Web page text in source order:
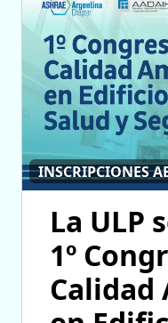
INSCRIPCIONES
La ULP
1º
Calidad